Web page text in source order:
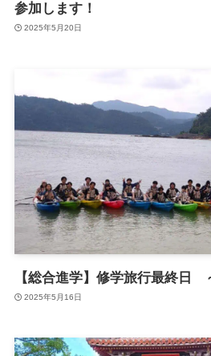
参加します！
2025年5月20日
【総合進学】修学旅行最終日
2025年5月16日